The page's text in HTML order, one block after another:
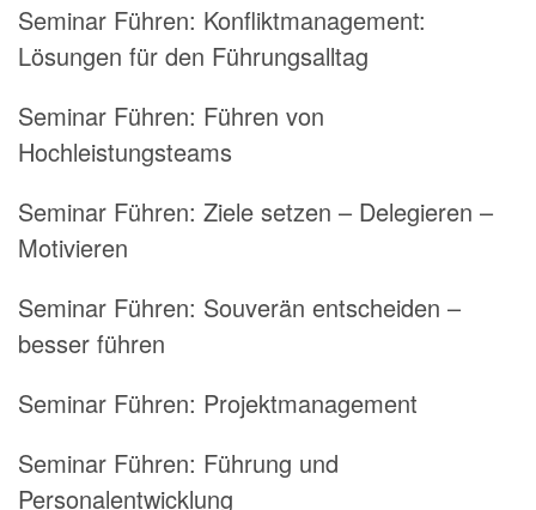
Seminar Führen: Konfliktmanagement:
Lösungen für den Führungsalltag
Seminar Führen: Führen von
Hochleistungsteams
Seminar Führen: Ziele setzen – Delegieren –
Motivieren
Seminar Führen: Souverän entscheiden –
besser führen
Seminar Führen: Projektmanagement
Seminar Führen: Führung und
Personalentwicklung